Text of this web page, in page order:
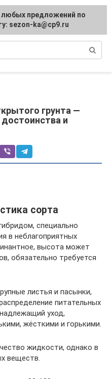
грунта —
и
сорта
специально
в неблагоприятных
высота может
обязательно требуется
листья и пасынки,
питательных
уход,
жёсткими и горькими.
жидкости, однако в
веществ.
предложений по
sezon-ka@cp9.ru